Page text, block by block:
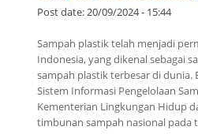
MAHASISWA
Sampah Plastik
Post date:20/09/2024 - 15:44
Sampah plastik telah menjadi
Indonesia, yang dikenal sebagai
sampah plastik terbesar di dunia.